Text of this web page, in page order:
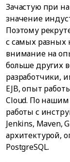
Зачастую при
значение
Поэтому
с самых разных
внимание на
больше других
разработчики,
EJB, опыт
Cloud. По
работы с
Jenkins, Maven,
архитектурой,
PostgreSQL.